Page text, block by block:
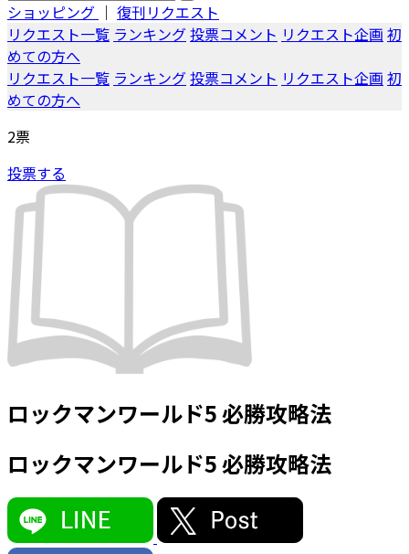
ショッピング ｜ 復刊リクエスト
リクエスト一覧 ランキング投票コメント リクエスト企画 初
めての方へ
リクエスト一覧 ランキング投票コメント リクエスト企画 初
めての方へ
2票
投票する
ロックマンワールド5 必勝攻略法
ロックマンワールド5 必勝攻略法